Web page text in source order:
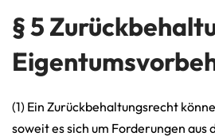
§ 5
(1) Ein Zurückbehaltungsrecht
soweit es sich um Forderungen aus